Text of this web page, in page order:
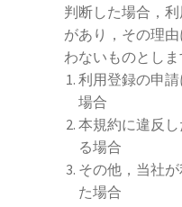
判断した場合，
があり，その理
わないものとしま
利用登録の申
場合
本規約に違反
る場合
その他，当社
た場合